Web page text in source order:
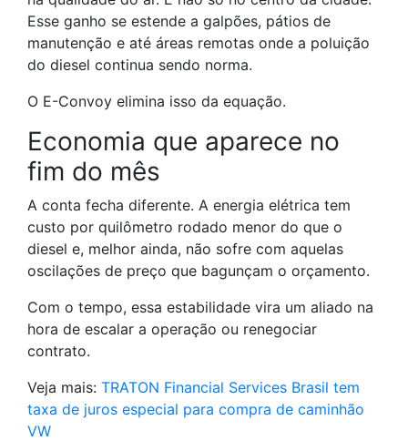
Esse ganho se estende a galpões, pátios de
manutenção e até áreas remotas onde a poluição
do diesel continua sendo norma.
O E-Convoy elimina isso da equação.
Economia que aparece no
fim do mês
A conta fecha diferente. A energia elétrica tem
custo por quilômetro rodado menor do que o
diesel e, melhor ainda, não sofre com aquelas
oscilações de preço que bagunçam o orçamento.
Com o tempo, essa estabilidade vira um aliado na
hora de escalar a operação ou renegociar
contrato.
Veja mais: TRATON Financial Services Brasil tem
taxa de juros especial para compra de caminhão
VW